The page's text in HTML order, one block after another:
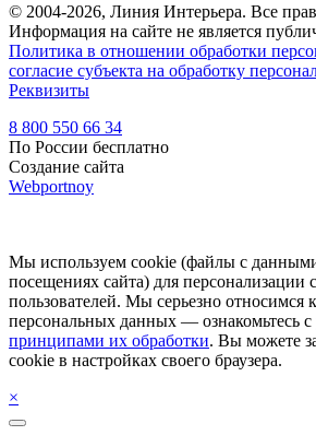
© 2004-2026, Линия Интерьера. Все
Информация на сайте не является
Политика в отношении обработки
согласие субъекта на обработку
Реквизиты
8 800 550 66 34
По России бесплатно
Создание сайта
Webportnoy
Мы используем cookie (файлы с
посещениях сайта) для персонализации
пользователей. Мы серьезно относимся
персональных данных — ознакомьтесь с
принципами их обработки. Вы можете
cookie в настройках своего браузера.
×